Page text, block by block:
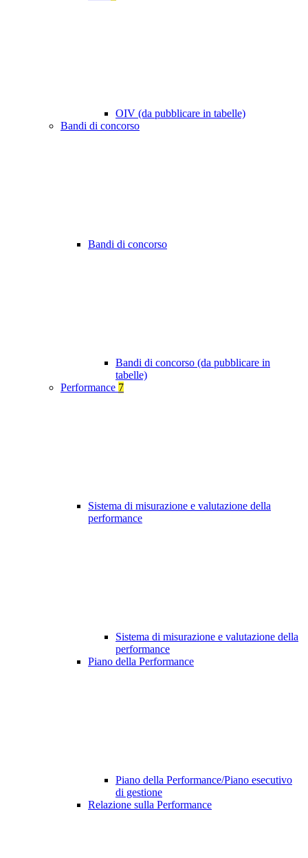
OIV (da pubblicare in tabelle)
Bandi di concorso
Bandi di concorso
Bandi di concorso (da pubblicare in
tabelle)
Performance 7
Sistema di misurazione e valutazione della
performance
Sistema di misurazione e valutazione della
performance
Piano della Performance
Piano della Performance/Piano esecutivo
di gestione
Relazione sulla Performance